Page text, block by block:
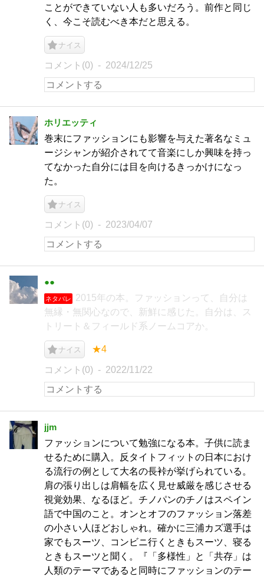
ことができていない人も多いだろう。前作と同じ
く、今こそ読むべき本だと思える。
ナイス
コメント(0) 2024/12/25
ホリエッティ
巻末にファッションにも影響を与えた著名なミュ
ージシャンが紹介されてて音楽にしか興味を持っ
てなかった自分には目を向けるきっかけになっ
た。
ナイス
コメント(0) 2023/04/07
●●
ネタバレ
2015年の本。ファッションって、自分は
無縁・無関心なので、新鮮に感じた。自分は、ス
トリート＆フィールド系ノームコアか。
ナイス ★4
コメント(0) 2022/11/22
jjm
ファッションについて勉強になる本。子供に読ま
せるために購入。反タイトフィットの日本におけ
る流行の例として大名の長裃が挙げられている。
肩の張り出しは肩幅を広く見せ威厳を感じさせる
視覚効果、なるほど。チノパンのチノはスペイン
語で中国のこと。オンとオフのファッション落差
の小さい人ほどおしゃれ。確かに三浦カズ選手は
家でもスーツ、コンビニ行くときもスーツ、寝る
ときもスーツと聞く。『「多様性」と「共存」は
人類のテーマであると同時にファッションのテー